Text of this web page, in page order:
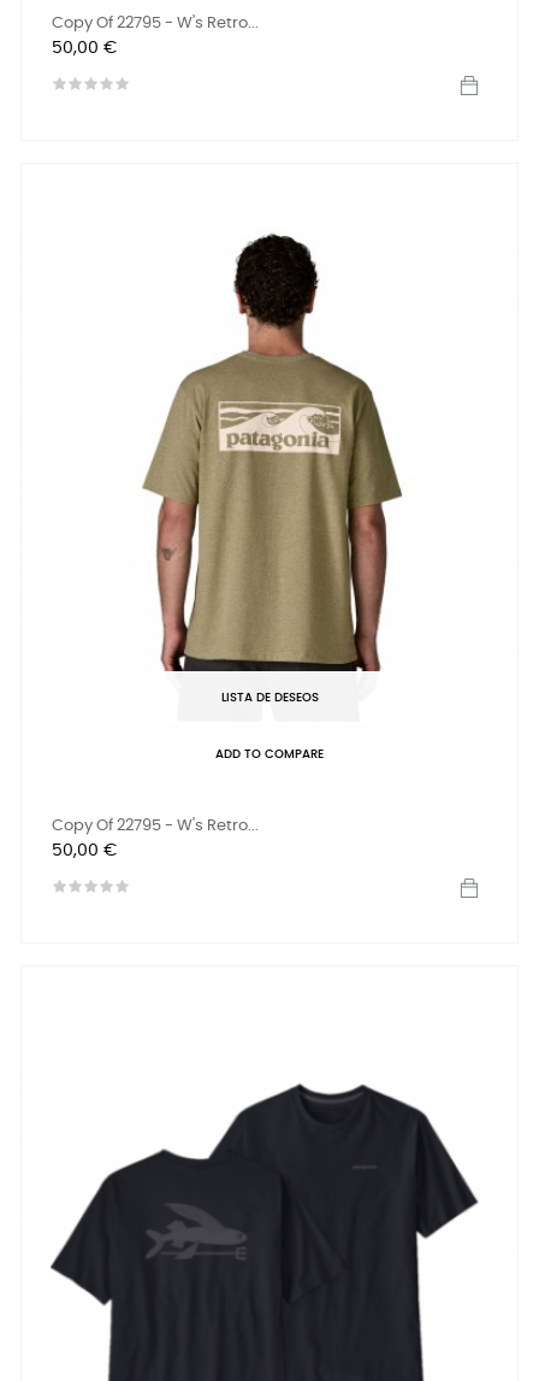
Copy Of 22795 - W's Retro...
Precio
50,00 €
LISTA DE DESEOS
ADD TO COMPARE
Copy Of 22795 - W's Retro...
Precio
50,00 €